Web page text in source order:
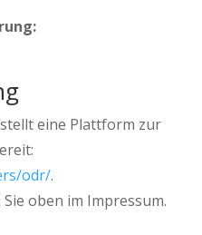
eine Plattform zur
odr/.
oben im Impressum.